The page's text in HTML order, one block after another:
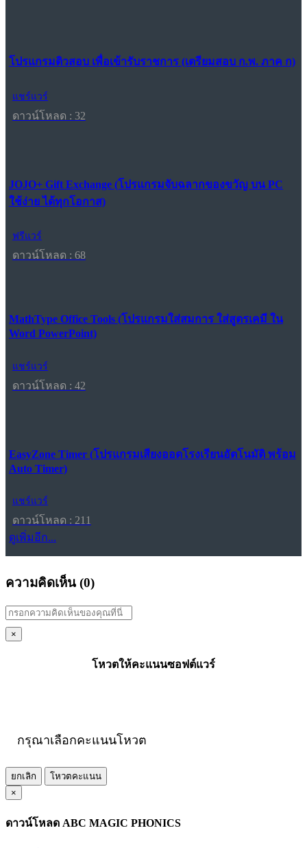
โปรแกรมติวสอบ เพื่อเข้ารับราชการ (เตรียมสอบ ก.พ. ภาค ก)
แชร์แวร์
ดาวน์โหลด : 32
JOJO+ Gift Exchange (โปรแกรมจับฉลากของขวัญ บน PC
ใช้ง่าย ได้ทุกโอกาส)
ฟรีแวร์
ดาวน์โหลด : 68
MathType Office Tools (โปรแกรมใส่สมการ ใส่สูตรเคมี ใน
Word PowerPoint)
แชร์แวร์
ดาวน์โหลด : 42
EasyZone Timer (โปรแกรมเสียงออดโรงเรียนอัตโนมัติ พร้อม
Auto Timer)
แชร์แวร์
ดาวน์โหลด : 211
ดูเพิ่มอีก...
ความคิดเห็น (0)
×
โหวตให้คะแนนซอฟต์แวร์
กรุณาเลือกคะแนนโหวต
ยกเลิก
โหวตคะแนน
×
ดาวน์โหลด ABC MAGIC PHONICS